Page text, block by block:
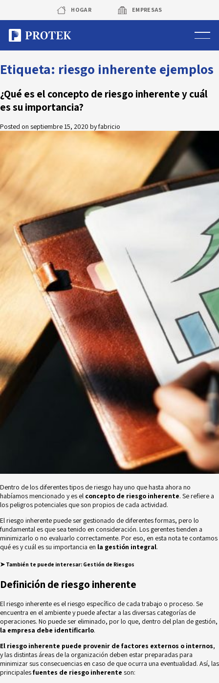
content
HOGAR EMPRESAS
Sistema de alarmas
Sistema de cámaras
Protek Personas
Corredora de seguros
Sobre Protek
Trabaja con nosotros
Novedades
Faq
Contacto
Área de clientes
Etiqueta: riesgo inherente ejemplos
¿Qué es el concepto de riesgo inherente y cuál
es su importancia?
Posted on septiembre 15, 2020 byfabricio
Dentro de los diferentes tipos de riesgo hay uno que hasta ahora no
habíamos mencionado y es el concepto de riesgo inherente. Se refiere a
los peligros potenciales que son propios de cada actividad.
El riesgo inherente puede ser gestionado de diferentes formas, pero lo
fundamental es que sea tenido en consideración. Los gerentes tienden a
minimizarlo o no evaluarlo correctamente. Por eso, en esta nota te contamos
qué es y cuál es su importancia en la gestión integral.
➤ También te puede interesar: Gestión de Riesgos
Definición de riesgo inherente
El riesgo inherente es el riesgo específico de cada trabajo o proceso. Se
encuentra en el ambiente y puede afectar a las diversas categorías de
operaciones. No puede ser eliminado, por lo que, dentro delplan de gestión,
la empresa debe identificarlo.
El riesgo inherente puede provenir de factores externos o internos,
y las distintas áreas de la organización deben estar preparadas para
minimizar sus consecuencias en caso de que ocurra una eventualidad. Así, las
principalesfuentes de riesgo inherente son: